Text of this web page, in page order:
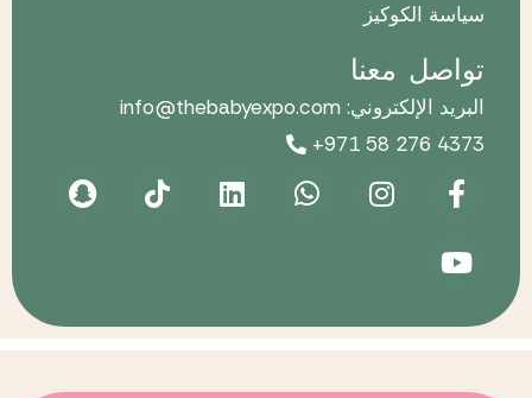
سياسة الكوكيز
تواصل معنا
البريد الإلكتروني: info@thebabyexpo.com
+971 58 276 4373